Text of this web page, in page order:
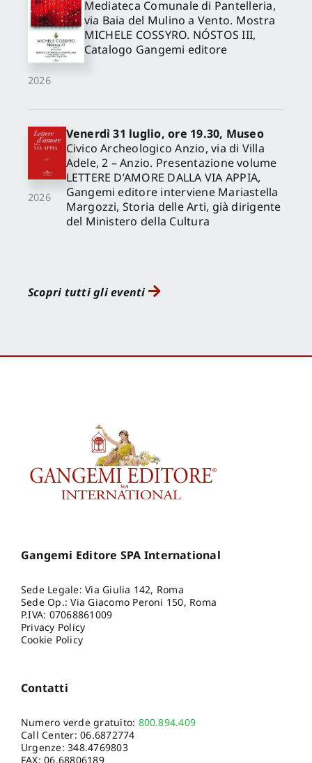
2026
Mediateca Comunale di Pantelleria,
via Baia del Mulino a Vento. Mostra
MICHELE COSSYRO. NÓSTOS III,
Catalogo Gangemi editore
2026
Venerdì 31 luglio, ore 19.30, Museo
Civico Archeologico Anzio, via di Villa
Adele, 2 – Anzio. Presentazione volume
LETTERE D’AMORE DALLA VIA APPIA,
Gangemi editore interviene Mariastella
Margozzi, Storia delle Arti, già dirigente
del Ministero della Cultura
Scopri tutti gli eventi
Gangemi Editore SPA International
Sede Legale: Via Giulia 142, Roma
Sede Op.: Via Giacomo Peroni 150, Roma
P.IVA: 07068861009
Privacy Policy
Cookie Policy
Contatti
Numero verde gratuito: 800.894.409
Call Center:06.6872774
Urgenze:348.4769803
FAX: 06.68806189